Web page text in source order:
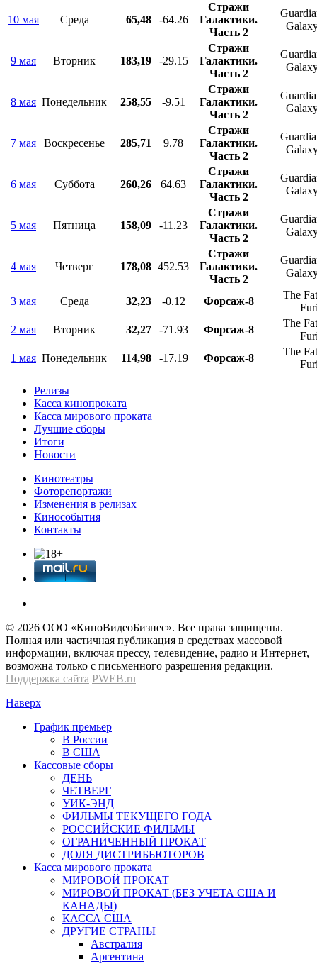
10 мая Среда 65,48 -64.26
Стражи
Галактики.
Часть 2
9 мая Вторник 183,19 -29.15
Стражи
Галактики.
Часть 2
8 мая Понедельник 258,55 -9.51
Стражи
Галактики.
Часть 2
7 мая Воскресенье 285,71 9.78
Стражи
Галактики.
Часть 2
6 мая Суббота 260,26 64.63
Стражи
Галактики.
Часть 2
5 мая Пятница 158,09 -11.23
Стражи
Галактики.
Часть 2
4 мая Четверг 178,08 452.53
Стражи
Галактики.
Часть 2
3 мая Среда 32,23 -0.12 Форсаж-8
The
2 мая
Вторник 32,27 -71.93 Форсаж-8
The
1 мая Понедельник 114,98 -17.19 Форсаж-8
The
Релизы
Касса кинопроката
Касса мирового проката
Лучшие сборы
Итоги
Новости
Кинотеатры
Фоторепортажи
Изменения в релизах
Кинособытия
Контакты
© 2026 OOО «КиноВидеоБизнес». Все права защищены.
Полная или частичная публикация в средствах массовой
информации, включая прессу, телевидение, радио и Интернет,
возможна только с письменного разрешения редакции.
Поддержка сайта PWEB.ru
Наверх
График премьер
В России
В США
Кассовые сборы
ДЕНЬ
ЧЕТВЕРГ
УИК-ЭНД
ФИЛЬМЫ ТЕКУЩЕГО ГОДА
РОССИЙСКИЕ ФИЛЬМЫ
ОГРАНИЧЕННЫЙ ПРОКАТ
ДОЛЯ ДИСТРИБЬЮТОРОВ
Касса мирового проката
МИРОВОЙ ПРОКАТ
МИРОВОЙ ПРОКАТ (БЕЗ УЧЕТА США И
КАНАДЫ)
КАССА США
ДРУГИЕ СТРАНЫ
Австралия
Аргентина